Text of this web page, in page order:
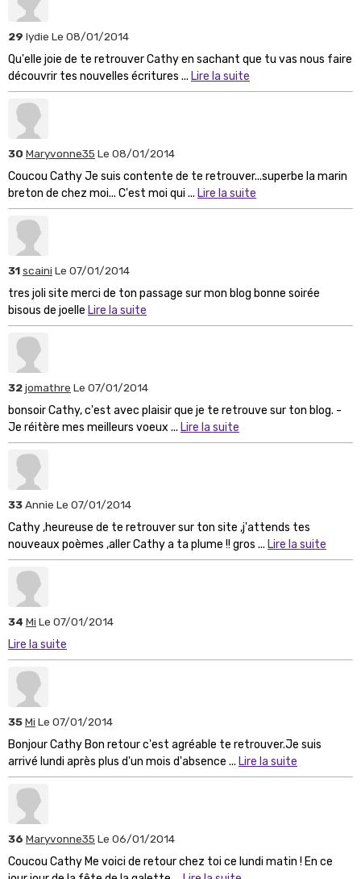
29 lydie Le 08/01/2014
Qu'elle joie de te retrouver Cathy en sachant que tu vas nous faire
découvrir tes nouvelles écritures ... Lire la suite
30 Maryvonne35 Le 08/01/2014
Coucou Cathy Je suis contente de te retrouver...superbe la marin
breton de chez moi... C'est moi qui ... Lire la suite
31scaini Le 07/01/2014
tres joli site merci de ton passage sur mon blog bonne soirée
bisous de joelle Lire la suite
32jomathre Le 07/01/2014
bonsoir Cathy, c'est avec plaisir que je te retrouve sur ton blog. -
Je réitère mes meilleurs voeux ... Lire la suite
33Annie Le 07/01/2014
Cathy ,heureuse de te retrouver sur ton site ,j'attends tes
nouveaux poèmes ,aller Cathy a ta plume !! gros ... Lire la suite
34 Mi Le 07/01/2014
Lire la suite
35Mi Le 07/01/2014
Bonjour Cathy Bon retour c'est agréable te retrouver.Je suis
arrivé lundi après plus d'un mois d'absence ... Lire la suite
36 Maryvonne35 Le 06/01/2014
Coucou Cathy Me voici de retour chez toi ce lundi matin ! En ce